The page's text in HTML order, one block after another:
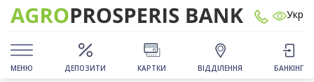
Укр
МЕНЮ ДЕПОЗИТИ КАРТКИ ВІДДІЛЕННЯ БАНКІНГ